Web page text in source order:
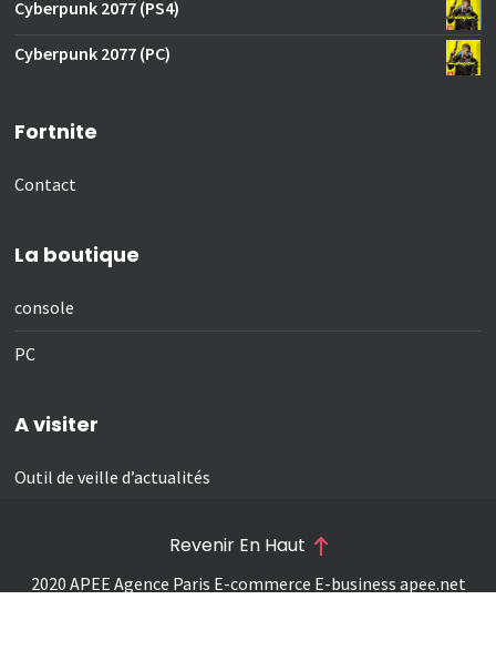
Cyberpunk 2077 (PS4)
Cyberpunk 2077 (PC)
Fortnite
Contact
La boutique
console
PC
A visiter
Outil de veille d’actualités
2020 APEE Agence Paris E-commerce E-business apee.net
Revenir En Haut